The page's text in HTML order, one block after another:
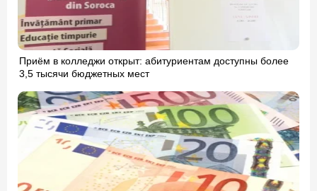
Приём в колледжи открыт: абитуриентам доступны более
3,5 тысячи бюджетных мест